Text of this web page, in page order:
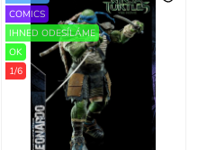
COMICS
IHNED ODESÍLÁME
OK
1/6